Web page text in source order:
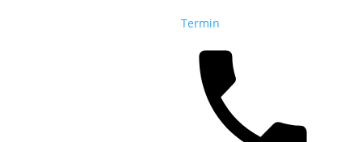
Termin